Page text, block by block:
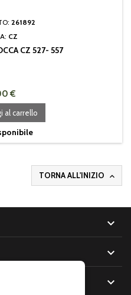
261892
CZ
CZ 527- 557
€
al carrello
TORNA ALL'INIZIO 


